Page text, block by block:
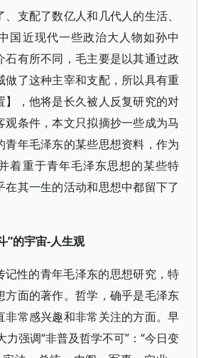
支配了数亿人和几代人的生活、
国近现代一些政治大人物如孙中
石有所不同，毛主要是以其通过政
做了这种主宰和支配，所以具有重
】，他将是长久被人反复研究的对
观条件，本文只拟摘抄一些成为马
青年毛泽东的某些思想资料，作为
着重于青年毛泽东思想的某些特
在其一生的活动和思想中都留下了
”的宇宙-人生观
记性的青年毛泽东的思想研究，特
方面的著作。哲学，确乎是毛泽东
非常感兴趣和非常关注的方面。早
力强调“非普及哲学不可”：“今日变